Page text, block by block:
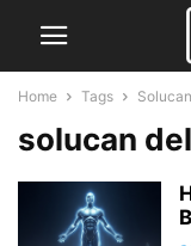
Home Tags
solucan